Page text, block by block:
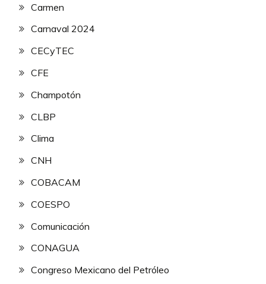
Carmen
Carnaval 2024
CECyTEC
CFE
Champotón
CLBP
Clima
CNH
COBACAM
COESPO
Comunicación
CONAGUA
Congreso Mexicano del Petróleo